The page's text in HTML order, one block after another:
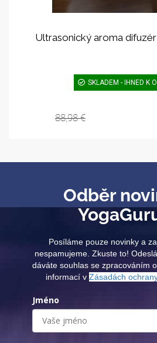
Ultrasonický aroma
SKLADEM - IHNED K
88,98 €
Odběr
Posíláme pouze novinky a
nespamujeme. Zkuste to!
dáváte souhlas se zpracováním
informací v Zásadách
Jméno